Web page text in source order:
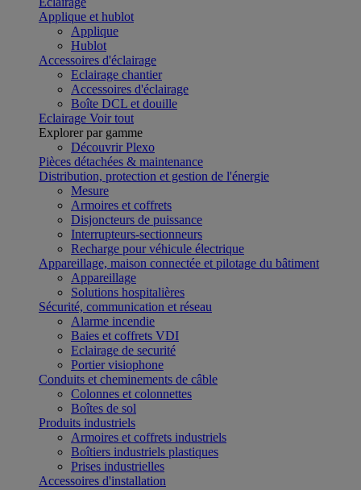
Applique et hublot
Applique
Hublot
Accessoires d'éclairage
Eclairage chantier
Accessoires d'éclairage
Boîte DCL et douille
Eclairage Voir tout
Explorer par gamme
Découvrir Plexo
Pièces détachées & maintenance
Distribution, protection et gestion de l'énergie
Mesure
Armoires et coffrets
Disjoncteurs de puissance
Interrupteurs-sectionneurs
Recharge pour véhicule électrique
Appareillage, maison connectée et pilotage du bâtiment
Appareillage
Solutions hospitalières
Sécurité, communication et réseau
Alarme incendie
Baies et coffrets VDI
Eclairage de securité
Portier visiophone
Conduits et cheminements de câble
Colonnes et colonnettes
Boîtes de sol
Produits industriels
Armoires et coffrets industriels
Boîtiers industriels plastiques
Prises industrielles
Accessoires d'installation